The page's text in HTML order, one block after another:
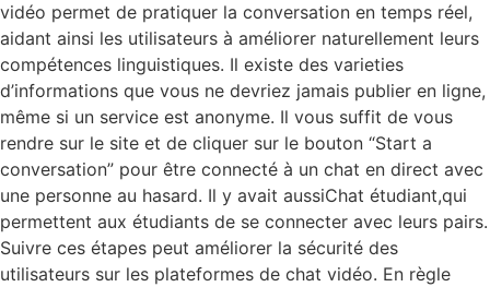
vidéo permet de pratiquer la conversation en temps réel,
aidant ainsi les utilisateurs à améliorer naturellement leurs
compétences linguistiques. Il existe des varieties
d’informations que vous ne devriez jamais publier en ligne,
même si un service est anonyme. Il vous suffit de vous
rendre sur le site et de cliquer sur le bouton “Start a
conversation” pour être connecté à un chat en direct avec
une personne au hasard. Il y avait aussiChat étudiant,qui
permettent aux étudiants de se connecter avec leurs pairs.
Suivre ces étapes peut améliorer la sécurité des
utilisateurs sur les plateformes de chat vidéo. En règle